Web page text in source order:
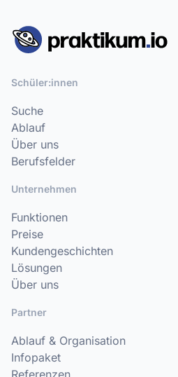
Schüler:innen
Suche
Ablauf
Über uns
Berufsfelder
Unternehmen
Funktionen
Preise
Kundengeschichten
Lösungen
Über uns
Partner
Ablauf & Organisation
Infopaket
Referenzen